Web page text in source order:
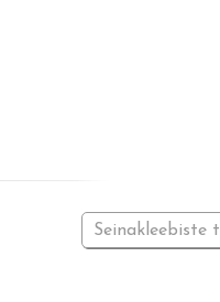
Seinakleebiste